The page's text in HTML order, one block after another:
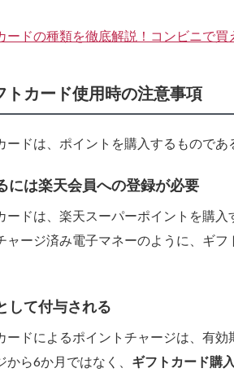
ードの種類を徹底解説！コンビニで買
トカード使用時の注意事項
ードは、ポイントを購入するものであ
には楽天会員への登録が必要
ードは、楽天スーパーポイントを購
ャージ済み電子マネーのように、ギ
して付与される
ードによるポイントチャージは、有
ら6か月ではなく、 ギフトカード購